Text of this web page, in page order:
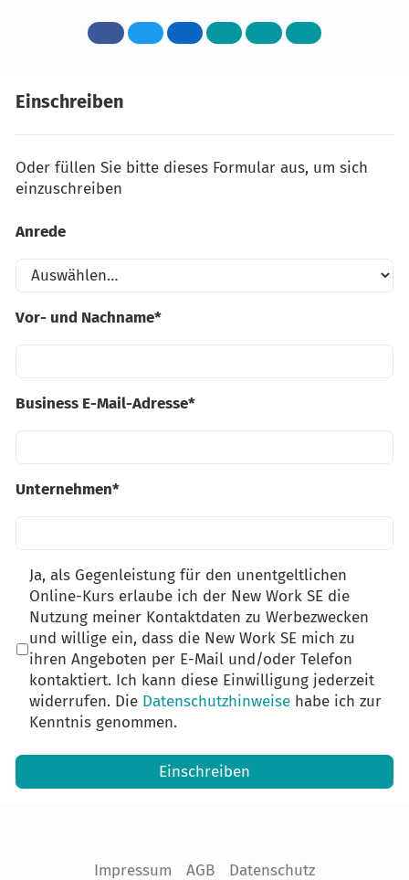
Einschreiben
Oder füllen Sie bitte dieses Formular aus, um sich
einzuschreiben
Anrede
Dieses
ist
Vor- und Nachname*
ist
Business E-Mail-Adresse*
ist
Unternehmen*
Dieses
Feld
ist
erforderlich
Ja, als Gegenleistung für den unentgeltlichen
Online-Kurs erlaube ich der New Work SE die
Nutzung meiner Kontaktdaten zu Werbezwecken
und willige ein, dass die New Work SE mich zu
ihren Angeboten per E-Mail und/oder Telefon
kontaktiert. Ich kann diese Einwilligung jederzeit
widerrufen. Die Datenschutzhinweise habe ich zur
Kenntnis genommen.
Einschreiben
Einschreiben
Impressum AGB Datenschutz